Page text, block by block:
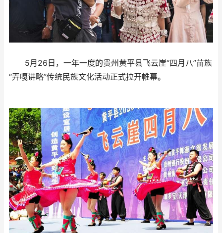
5月26日，一年一度的贵州黄平县飞云崖“四月八”苗族
“弄嘎讲略”传统民族文化活动正式拉开帷幕。